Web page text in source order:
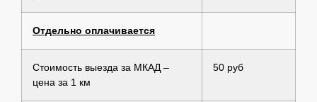
Отдельно оплачивается
Стоимость выезда за МКАД –
цена за 1 км
50 руб